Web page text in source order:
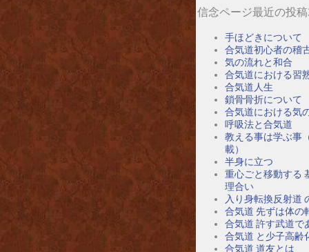
信念ページ最近の投
手ほどきについて
合気道初心者の稽
気の流れと和合
合気道における習
合気道人生
鎖骨骨折について
合気道における気
呼吸法と合気道
教える事は学ぶ事
載）
半身に立つ
重心ごと移動する
理合い
入り身転換反射道
合気道 先ずは体の
合気道 許す武道で
合気道 と少子高齢
合気道 道友とは